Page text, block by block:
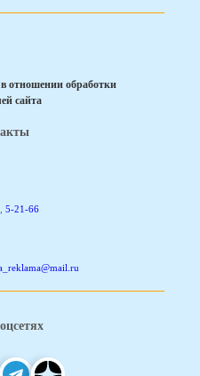
отношении обработки
сайта
5-21-66